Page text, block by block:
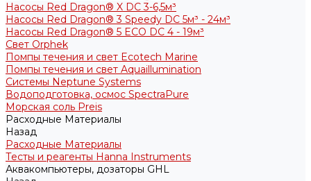
Насосы Red Dragon® X DC 3-6,5м³
Насосы Red Dragon® 3 Speedy DC 5м³ - 24м³
Насосы Red Dragon® 5 ECO DC 4 - 19м³
Свет Orphek
Помпы течения и свет Ecotech Marine
Помпы течения и свет Aquaillumination
Системы Neptune Systems
Водоподготовка, осмос SpectraPure
Морская соль Preis
Расходные Материалы
Назад
Расходные Материалы
Тесты и реагенты Hanna Instruments
Аквакомпьютеры, дозаторы GHL